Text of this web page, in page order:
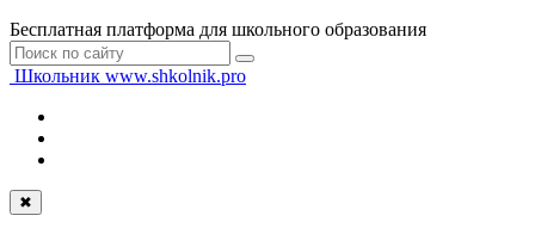
Бесплатная платформа для школьного образования
Школьник www.shkolnik.pro
✖